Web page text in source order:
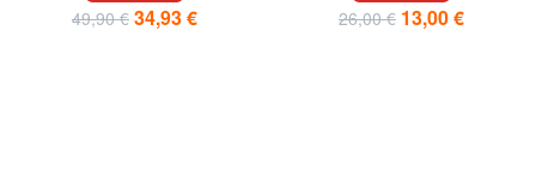
49,90 € 34,93 € 26,00 € 13,00 €